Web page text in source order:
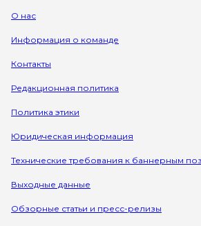
О нас
Информация о команде
Контакты
Редакционная политика
Политика этики
Юридическая информация
Технические требования к баннерным
Выходные данные
Обзорные статьи и пресс-релизы